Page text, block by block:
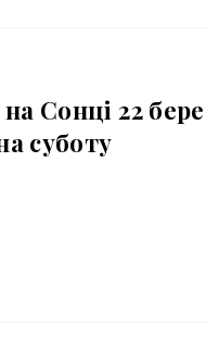
Сонці 22
суботу